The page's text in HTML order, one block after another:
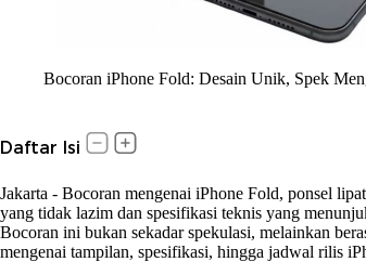
Bocoran iPhone Fold: Desain Unik, Spek
Daftar Isi
Jakarta - Bocoran mengenai iPhone Fold, ponsel
yang tidak lazim dan spesifikasi teknis yang
Bocoran ini bukan sekadar spekulasi, melainkan
mengenai tampilan, spesifikasi, hingga jadwal rilis